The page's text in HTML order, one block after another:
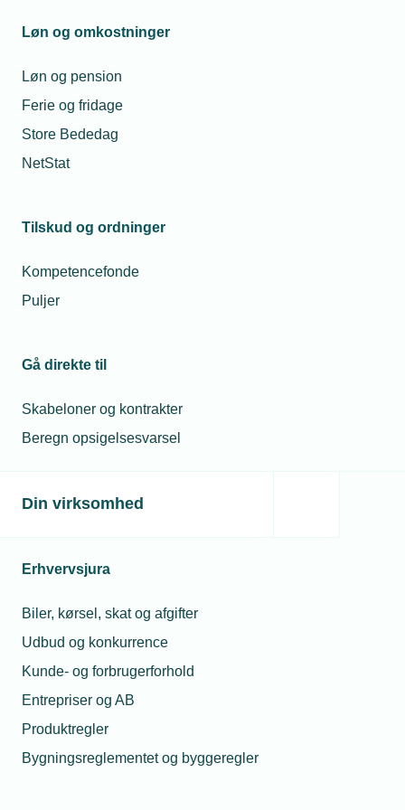
Løn og omkostninger
Løn og pension
Ferie og fridage
Store Bededag
NetStat
Tilskud og ordninger
Kompetencefonde
Puljer
Gå direkte til
Skabeloner og kontrakter
Beregn opsigelsesvarsel
Din virksomhed
Erhvervsjura
Biler, kørsel, skat og afgifter
Udbud og konkurrence
Kunde- og forbrugerforhold
Entrepriser og AB
Produktregler
Bygningsreglementet og byggeregler
mindst 2 års relevant erhvervserfaring. Her
udgør uddannelsen udelukkende den tid på
virksomheden.
Lærlinge, som i forvejen har en anden
erhvervsuddannelse, en studentereksamen
eller inden for de sidste 5 år har mindre end 2
års relevant erhvervserfaring. Men som
periode, og derved har opnået tilstrækkelig
hovedforløbets skoletid med mindst 10 %.
EUV 3
Lærlinge, som til trods for erhvervserfaring
vurderes til ikke at have nogen relevant
forløb sidestilles med de unge under 25 år,